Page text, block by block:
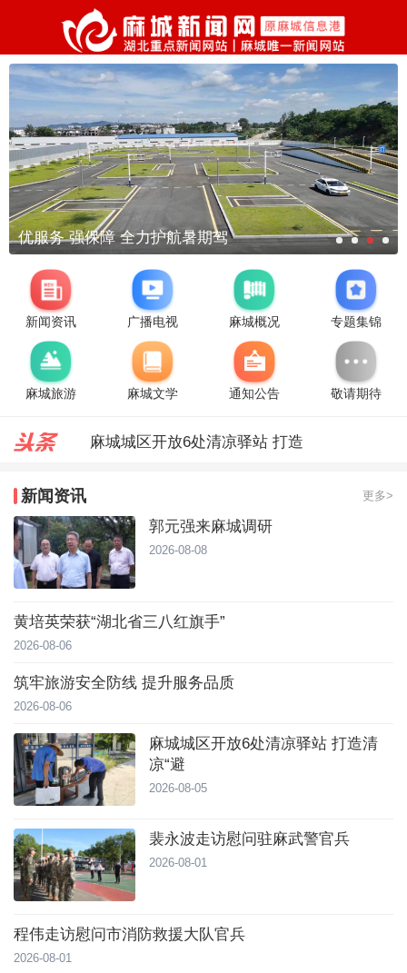
优服务 强保障 全力护航暑期驾
新闻资讯 广播电视 麻城概况 专题集锦
麻城旅游 麻城文学 通知公告 敬请期待
麻城城区开放6处清凉驿站 打造
台风靠近！直冲40℃，黄冈高温预
新闻资讯 更多>
郭元强来麻城调研
2026-08-08
黄培英荣获“湖北省三八红旗手”
2026-08-06
筑牢旅游安全防线 提升服务品质
2026-08-06
麻城城区开放6处清凉驿站 打造清
凉“避
2026-08-05
裴永波走访慰问驻麻武警官兵
2026-08-01
程伟走访慰问市消防救援大队官兵
2026-08-01